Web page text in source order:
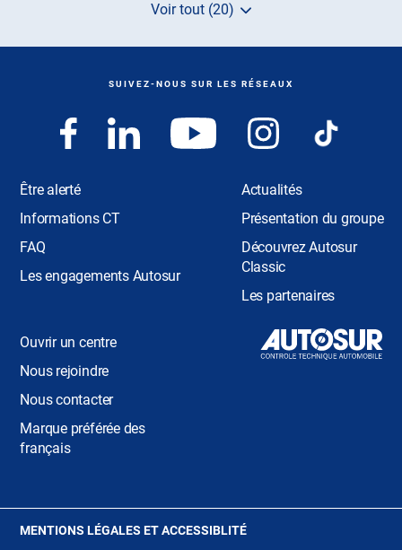
Voir tout (20)
de
de
de
SUIVEZ-NOUS SUR LES RÉSEAUX
Être alerté
Informations CT
FAQ
Les engagements Autosur
Actualités
Présentation du groupe
Découvrez Autosur
Classic
Les partenaires
Ouvrir un centre
Nous rejoindre
Nous contacter
Marque préférée des
français
MENTIONS LÉGALES ET ACCESSIBLITÉ(OUVRE